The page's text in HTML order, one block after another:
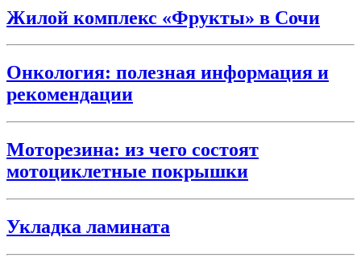
Жилой комплекс «Фрукты» в Сочи
Онкология: полезная информация и
рекомендации
Моторезина: из чего состоят
мотоциклетные покрышки
Укладка ламината